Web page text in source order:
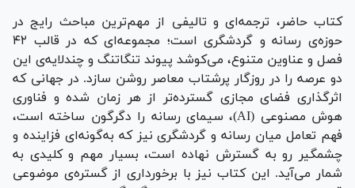
کتاب حاضر، ترجمه‌ای و تالیفی از مهم‌ترین مباحث رایج در
حوزه‌ی رسانه و گردشگری است؛ مجموعه‌ای که در قالب ۴۲
فصل و عناوین متنوع، می‌کوشد پیوند تنگاتنگ و چندلایه‌ی این
دو عرصه را در روزگار پرشتاب معاصر روشن سازد. در جهانی که
اثرگذاری فضای مجازی گسترده‌تر از هر زمان شده و فناوری
هوش مصنوعی (AI)، سیمای رسانه را دگرگون ساخته است،
فهم تعامل میان رسانه و گردشگری نیز که به‌گونه‌ای فزاینده و
چشمگیر رو به گسترش نهاده است، بسیار مهم و کلیدی به
شمار می‌آید. این کتاب نیز با برخورداری از گستره‌ی موضوعی